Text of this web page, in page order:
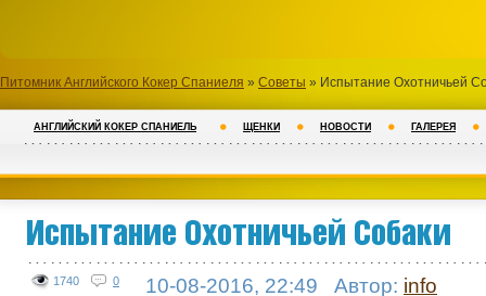
Питомник Английского Кокер Спаниеля » Советы » Испытание Охотничьей
АНГЛИЙСКИЙ КОКЕР СПАНИЕЛЬ ЩЕНКИ НОВОСТИ ГАЛЕРЕЯ
Испытание Охотничьей Собаки
10-08-2016, 22:49 Автор: info
1740 0